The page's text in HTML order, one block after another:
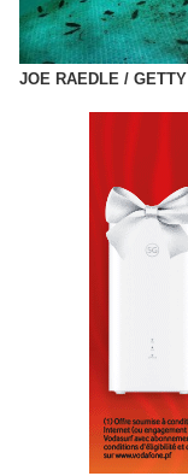
JOE RAEDLE /